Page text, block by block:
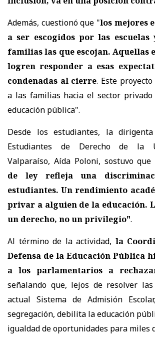
Además, cuestionó que "los mejores
a ser escogidos por las
familias las que escojan. Aquellas
logren responder a esas
condenadas al cierre. Este
a las familias hacia el sector
educación pública".
Desde los estudiantes, la
Estudiantes de Derecho de la
Valparaíso, Aída Poloni, sostuvo que
de ley refleja una
estudiantes. Un rendimiento
privar a alguien de la educación.
un derecho, no un privilegio".
Al término de la actividad, la
Defensa de la Educación Pública
a los parlamentarios a
señalando que, lejos de resolver
actual Sistema de Admisión
segregación, debilita la educación
igualdad de oportunidades para miles